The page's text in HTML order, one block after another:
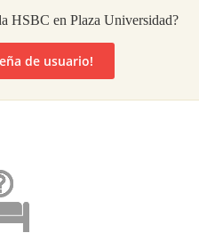
HSBC en Plaza Universidad?
de usuario!